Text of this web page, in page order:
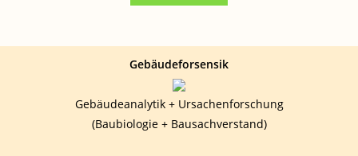
Gebäudeforsensik
Gebäudeanalytik + Ursachenforschung
(Baubiologie + Bausachverstand)